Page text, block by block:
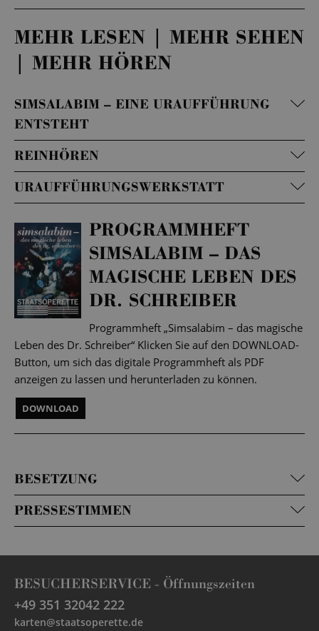
MEHR LESEN | MEHR SEHEN
| MEHR HÖREN
SIMSALABIM – EINE URAUFFÜHRUNG
ENTSTEHT
REINHÖREN
URAUFFÜHRUNGSWERKSTATT
PROGRAMMHEFT
SIMSALABIM – DAS
MAGISCHE LEBEN DES
DR. SCHREIBER
Programmheft „Simsalabim – das magische
Leben des Dr. Schreiber“ Klicken Sie auf den DOWNLOAD-
Button, um sich das digitale Programmheft als PDF
anzeigen zu lassen und herunterladen zu können.
DOWNLOAD
BESETZUNG
PRESSESTIMMEN
BESUCHERSERVICE - Öffnungszeiten
+49 351 32042 222
karten@staatsoperette.de